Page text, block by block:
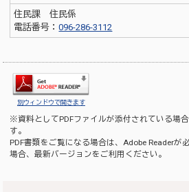
住民課 住民係
電話番号：096-286-3112
別ウィンドウで開きます
※資料としてPDFファイルが添付されている場
す。
PDF書類をご覧になる場合は、Adobe Readerが
場合、最新バージョンをご利用ください。